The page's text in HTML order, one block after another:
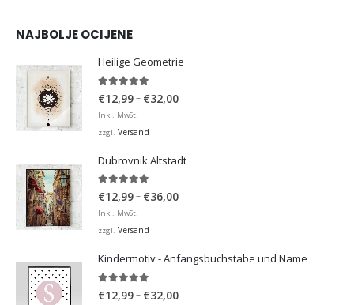
NAJBOLJE OCIJENE
Heilige Geometrie
€12,99– €32,00Preisspanne:
Inkl. MwSt.
zzgl. Versand
Dubrovnik Altstadt
5.00von 5
€12,99– €36,00Preisspanne:
Inkl. MwSt.
zzgl. Versand
Kindermotiv - Anfangsbuchstabe und Name
€12,99– €32,00Preisspanne: